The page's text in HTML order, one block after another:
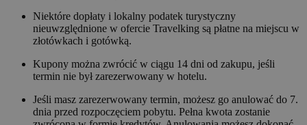
Niektóre dopłaty i lokalny podatek turystyczny
nieuwzględnione w ofercie Travelking są płatne na miejscu w
złotówkach i gotówką.
Kupony można zwrócić w ciągu 14 dni od zakupu, jeśli
termin nie był zarezerwowany w hotelu.
Jeśli masz zarezerwowany termin, możesz go anulować do 7.
dnia przed rozpoczęciem pobytu. Pełna kwota zostanie